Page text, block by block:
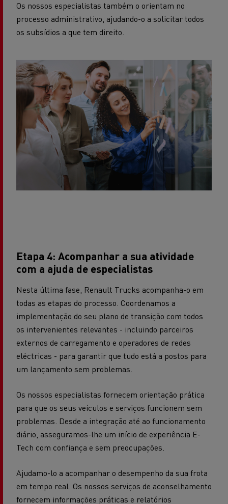
Os nossos especialistas também o orientam no
processo administrativo, ajudando-o a solicitar todos
os subsídios a que tem direito.
Etapa 4: Acompanhar a sua atividade
com a ajuda de especialistas
Nesta última fase, Renault Trucks acompanha-o em
todas as etapas do processo. Coordenamos a
implementação do seu plano de transição com todos
os intervenientes relevantes - incluindo parceiros
externos de carregamento e operadores de redes
eléctricas - para garantir que tudo está a postos para
um lançamento sem problemas.
Os nossos especialistas fornecem orientação prática
para que os seus veículos e serviços funcionem sem
problemas. Desde a integração até ao funcionamento
diário, asseguramos-lhe um início de experiência E-
Tech com confiança e sem preocupações.
Ajudamo-lo a acompanhar o desempenho da sua frota
em tempo real. Os nossos serviços de aconselhamento
fornecem informações práticas e relatórios